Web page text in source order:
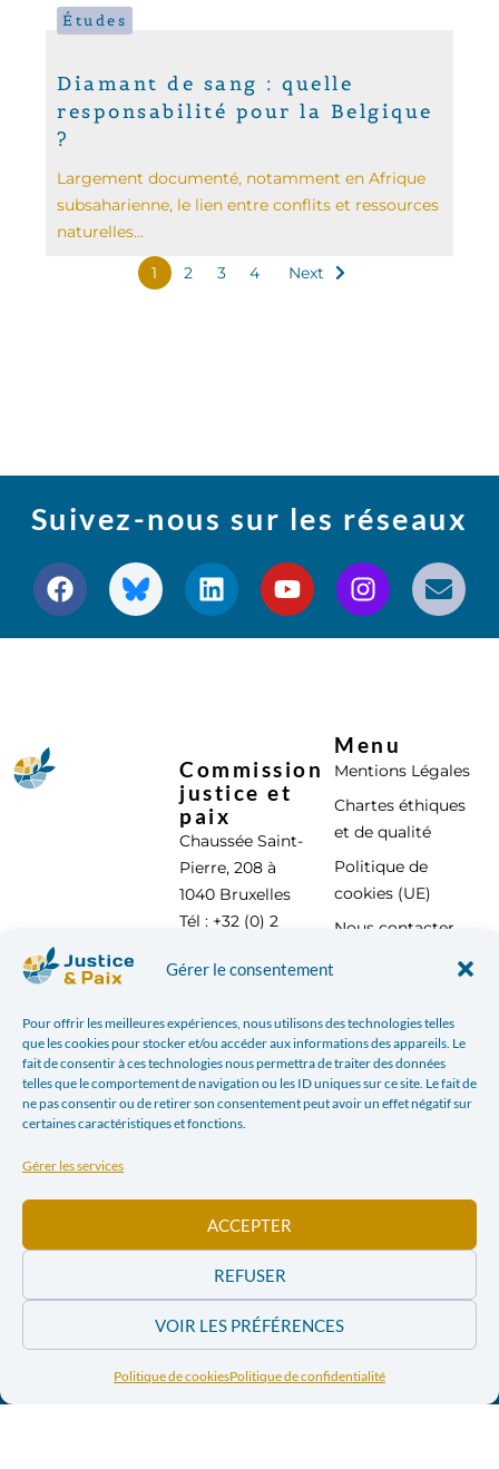
Gérer le consentement
Pour offrir les meilleures expériences, nous utilisons des technologies telles
que les cookies pour stocker et/ou accéder aux informations des appareils. Le
fait de consentir à ces technologies nous permettra de traiter des données
telles que le comportement de navigation ou les ID uniques sur ce site. Le fait de
ne pas consentir ou de retirer son consentement peut avoir un effet négatif sur
certaines caractéristiques et fonctions.
Gérer les services
ACCEPTER
REFUSER
VOIR LES PRÉFÉRENCES
Politique de cookiesPolitique de confidentialité
Études
Diamant de sang : quelle
responsabilité pour la Belgique
?
Largement documenté, notamment en Afrique
subsaharienne, le lien entre conflits et ressources
naturelles...
1 2 3 4 Next
Suivez-nous sur les réseaux
Commission
justice et
paix
Chaussée Saint-
Pierre, 208 à
1040 Bruxelles
Tél : +32 (0) 2
info@justicepaix.be
Menu
Mentions Légales
Chartes éthiques
et de qualité
Politique de
cookies (UE)
Nous contacter
Avec le soutien de :
POLITIQUE DE CONFIDENTIALITÉ
| JUSTICE & PAIX – CHAUSSÉE SAINT-PIERRE, 208 À 1040